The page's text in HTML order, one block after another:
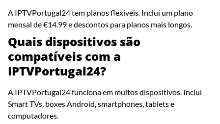
A IPTVPortugal24 tem planos flexíveis. Inclui um plano
mensal de €14.99 e descontos para planos mais longos.
Quais dispositivos são
compatíveis com a
IPTVPortugal24?
A IPTVPortugal24 funciona em muitos dispositivos. Inclui
Smart TVs, boxes Android, smartphones, tablets e
computadores.